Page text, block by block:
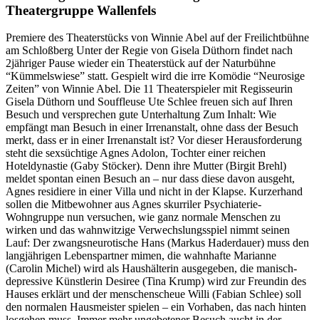
Theatergruppe Wallenfels
Premiere des Theaterstücks von Winnie Abel auf der Freilichtbühne
am Schloßberg Unter der Regie von Gisela Düthorn findet nach
2jähriger Pause wieder ein Theaterstück auf der Naturbühne
“Kümmelswiese” statt. Gespielt wird die irre Komödie “Neurosige
Zeiten” von Winnie Abel. Die 11 Theaterspieler mit Regisseurin
Gisela Düthorn und Souffleuse Ute Schlee freuen sich auf Ihren
Besuch und versprechen gute Unterhaltung Zum Inhalt: Wie
empfängt man Besuch in einer Irrenanstalt, ohne dass der Besuch
merkt, dass er in einer Irrenanstalt ist? Vor dieser Herausforderung
steht die sexsüchtige Agnes Adolon, Tochter einer reichen
Hoteldynastie (Gaby Stöcker). Denn ihre Mutter (Birgit Brehl)
meldet spontan einen Besuch an – nur dass diese davon ausgeht,
Agnes residiere in einer Villa und nicht in der Klapse. Kurzerhand
sollen die Mitbewohner aus Agnes skurriler Psychiaterie-
Wohngruppe nun versuchen, wie ganz normale Menschen zu
wirken und das wahnwitzige Verwechslungsspiel nimmt seinen
Lauf: Der zwangsneurotische Hans (Markus Haderdauer) muss den
langjährigen Lebenspartner mimen, die wahnhafte Marianne
(Carolin Michel) wird als Haushälterin ausgegeben, die manisch-
depressive Künstlerin Desiree (Tina Krump) wird zur Freundin des
Hauses erklärt und der menschenscheue Willi (Fabian Schlee) soll
den normalen Hausmeister spielen – ein Vorhaben, das nach hinten